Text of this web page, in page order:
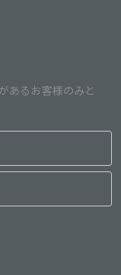
あるお客様のみと